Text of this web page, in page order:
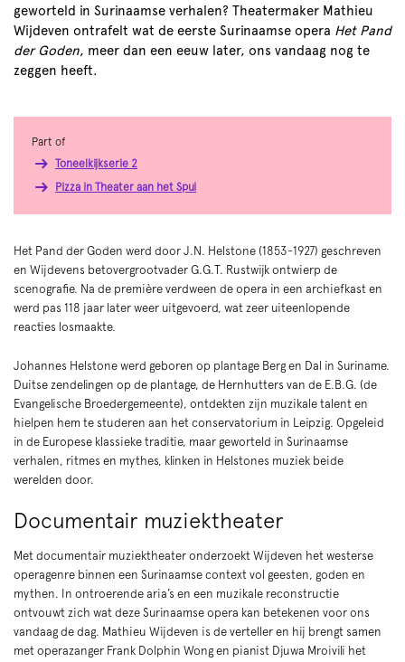
geworteld in Surinaamse verhalen? Theatermaker Mathieu
Wijdeven ontrafelt wat de eerste Surinaamse opera Het Pand
der Goden, meer dan een eeuw later, ons vandaag nog te
zeggen heeft.
Het Pand der Goden werd door J.N. Helstone (1853-1927) geschreven
en Wijdevens betovergrootvader G.G.T. Rustwijk ontwierp de
scenografie. Na de première verdween de opera in een archiefkast en
werd pas 118 jaar later weer uitgevoerd, wat zeer uiteenlopende
reacties losmaakte.
Johannes Helstone werd geboren op plantage Berg en Dal in Suriname.
Duitse zendelingen op de plantage, de Hernhutters van de E.B.G. (de
Evangelische Broedergemeente), ontdekten zijn muzikale talent en
hielpen hem te studeren aan het conservatorium in Leipzig. Opgeleid
in de Europese klassieke traditie, maar geworteld in Surinaamse
verhalen, ritmes en mythes, klinken in Helstones muziek beide
werelden door.
Documentair muziektheater
Met documentair muziektheater onderzoekt Wijdeven het westerse
operagenre binnen een Surinaamse context vol geesten, goden en
mythen. In ontroerende aria’s en een muzikale reconstructie
ontvouwt zich wat deze Surinaamse opera kan betekenen voor ons
vandaag de dag. Mathieu Wijdeven is de verteller en hij brengt samen
met operazanger Frank Dolphin Wong en pianist Djuwa Mroivili het
Part of
Toneelkijkserie 2
Pizza in Theater aan het Spui